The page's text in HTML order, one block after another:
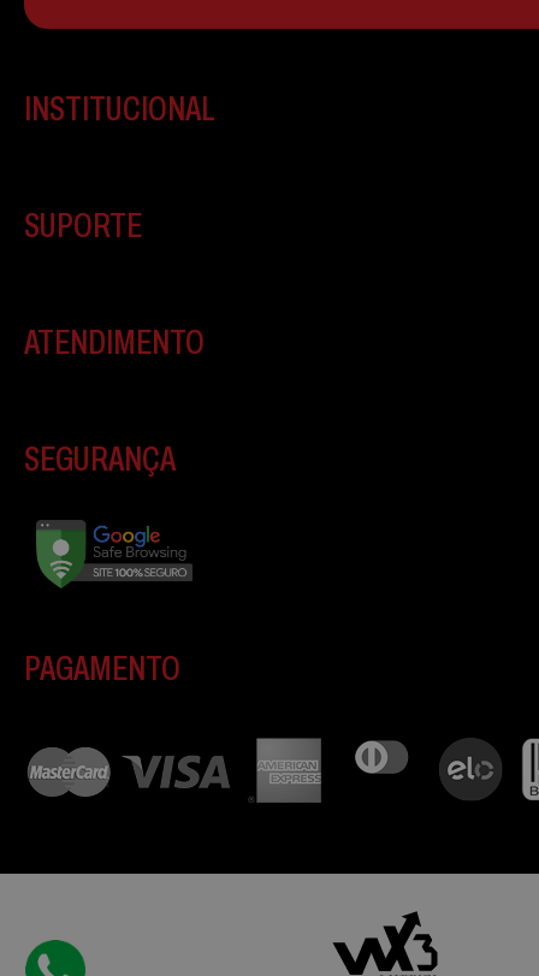
INSTITUCIONAL
SUPORTE
ATENDIMENTO
SEGURANÇA
PAGAMENTO